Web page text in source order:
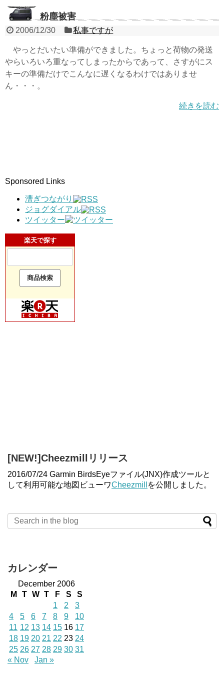
粉塵被害
2006/12/30 私事ですが
やっとだいたい準備ができました。ちょっと荷物の発送
やらいろいろ重なってしまったからであって、さすがにス
キーの準備だけでこんなに遅くなるわけではありませ
ん・・・。
続きを読む
Sponsored Links
漕ぎつながり
ジョグダイアル
ツイッター
楽天で探す
[NEW!]Cheezmillリリース
2016/07/24 Garmin BirdsEyeファイル(JNX)作成ツールと
して利用可能な地図ビューワCheezmill を公開しました。
カレンダー
December 2006
M
T W T F S
S
1
2
3
4
5 6 7 8 9
10
11 12 13 14 15 16 17
18 19 20 21 22 23 24
25 26 27 28 29 30 31
« Nov
Jan »